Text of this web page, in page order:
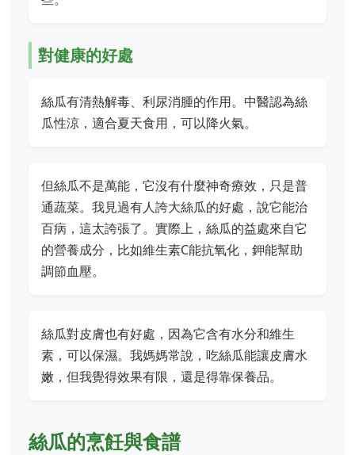
對健康的好處
絲瓜有清熱解毒、利尿消腫的作用。中醫認為絲
瓜性涼，適合夏天食用，可以降火氣。
但絲瓜不是萬能，它沒有什麼神奇療效，只是普
通蔬菜。我見過有人誇大絲瓜的好處，說它能治
百病，這太誇張了。實際上，絲瓜的益處來自它
的營養成分，比如維生素C能抗氧化，鉀能幫助
調節血壓。
絲瓜對皮膚也有好處，因為它含有水分和維生
素，可以保濕。我媽媽常說，吃絲瓜能讓皮膚水
嫩，但我覺得效果有限，還是得靠保養品。
絲瓜的烹飪與食譜